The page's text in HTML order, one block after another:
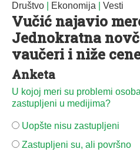
Društvo Ekonomija Vesti
Vučić najavio
Jednokratna
vaučeri i niže
Anketa
U kojoj meri su problemi
zastupljeni u medijima?
Uopšte nisu zastupljeni
Zastupljeni su, ali površno